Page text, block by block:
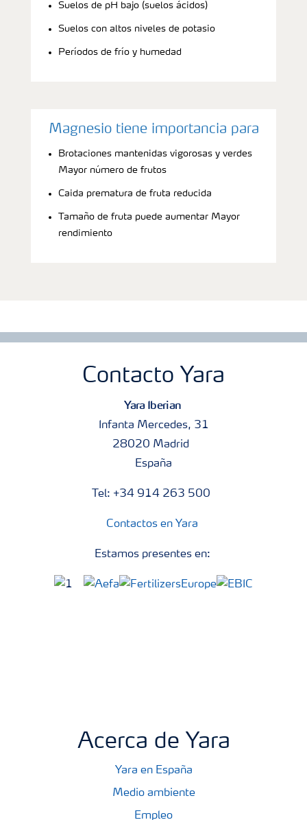
Suelos de pH bajo (suelos ácidos)
Suelos con altos niveles de potasio
Períodos de frío y humedad
Magnesio tiene importancia para
Brotaciones mantenidas vigorosas y verdes
Mayor número de frutos
Caida prematura de fruta reducida
Tamaño de fruta puede aumentar Mayor
rendimiento
Contacto Yara
Yara Iberian
Infanta Mercedes, 31
28020 Madrid
España
Tel: +34 914 263 500
Contactos en Yara
Estamos presentes en:
Acerca de Yara
Yara en España
Medio ambiente
Empleo